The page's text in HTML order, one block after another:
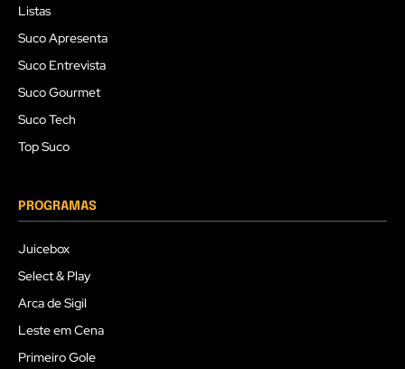
Listas
Suco Apresenta
Suco Entrevista
Suco Gourmet
Suco Tech
Top Suco
PROGRAMAS
Juicebox
Select & Play
Arca de Sigil
Leste em Cena
Primeiro Gole